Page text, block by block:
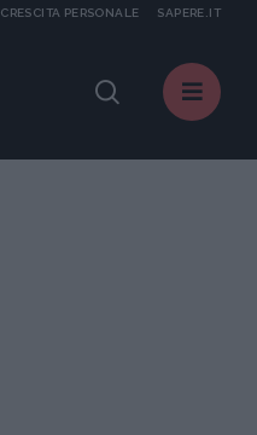
SAPERE.IT
CRESCITA PERSONALE